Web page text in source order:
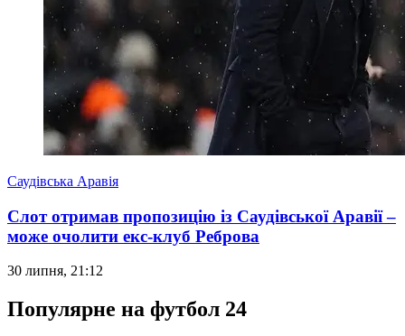
Саудівська Аравія
Слот отримав пропозицію із Саудівської Аравії –
може очолити екс-клуб Реброва
30 липня, 21:12
Популярне на футбол 24